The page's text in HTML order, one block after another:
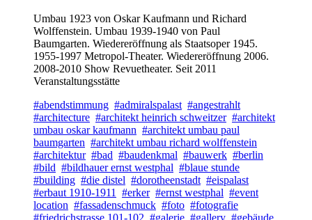
Umbau 1923 von Oskar Kaufmann und Richard
Wolffenstein. Umbau 1939-1940 von Paul
Baumgarten. Wiedereröffnung als Staatsoper 1945.
1955-1997 Metropol-Theater. Wiedereröffnung 2006.
2008-2010 Show Revuetheater. Seit 2011
Veranstaltungsstätte
#abendstimmung #admiralspalast #angestrahlt
#architecture #architekt heinrich schweitzer #architekt
umbau oskar kaufmann #architekt umbau paul
baumgarten #architekt umbau richard wolffenstein
#architektur #bad #baudenkmal #bauwerk #berlin
#bild #bildhauer ernst westphal #blaue stunde
#building #die distel #dorotheenstadt #eispalast
#erbaut 1910-1911
#erker #ernst westphal #event
location #fassadenschmuck #foto #fotografie
#friedrichstrasse 101-102 #galerie #gallery #gebäude